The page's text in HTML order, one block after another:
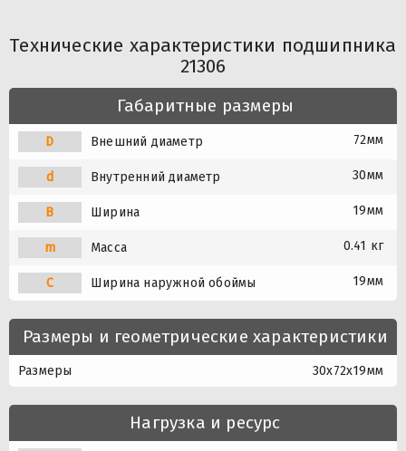
Технические характеристики подшипника
21306
Габаритные размеры
D Внешний диаметр 72мм
d Внутренний диаметр 30мм
B Ширина 19мм
m Масса 0.41 кг
C Ширина наружной обоймы 19мм
Размеры и геометрические характеристики
Размеры 30x72x19мм
Нагрузка и ресурс